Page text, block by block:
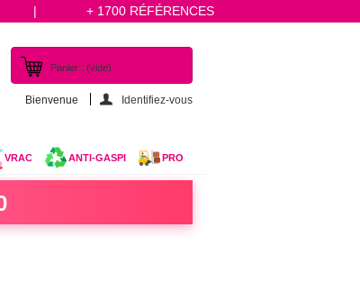
| + 1700 RÉFÉRENCES
Panier : (vide)
Bienvenue Identifiez-vous
VRAC ANTI-GASPI PRO